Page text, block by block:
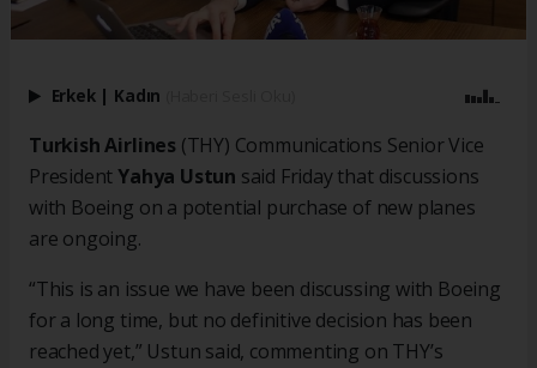
Erkek | Kadın
Turkish Airlines (THY) Communications Senior Vice
PresidentYahya Ustun said Friday that discussions
with Boeing on a potential purchase of new planes
are ongoing.
“This is an issue we have been discussing with Boeing
for a long time, but no definitive decision has been
reached yet,” Ustun said, commenting on THY’s